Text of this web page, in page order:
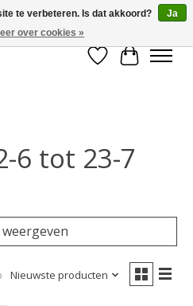
Verlanglijst
6 tot 23-7
Nieuwste producten
te verbeteren. Is dat akkoord?
Ja
over cookies »